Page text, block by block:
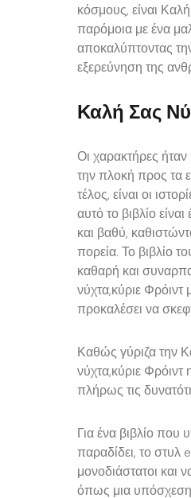
κόσμους, είναι
παρόμοια με ένα
αποκαλύπτοντας
εξερεύνηση της
Καλή Σας
Οι χαρακτήρες ήταν
την πλοκή προς τα
τέλος, είναι οι
αυτό το βιβλίο
και βαθύ,
πορεία. Το βιβλίο
καθαρή και
νύχτα,κύριε Φρόιντ
προκαλέσει να
Καθώς γύριζα την
νύχτα,κύριε
πλήρως τις
Για ένα βιβλίο που
παραδίδει, το στυλ
μονοδιάστατοι και
όπως μια